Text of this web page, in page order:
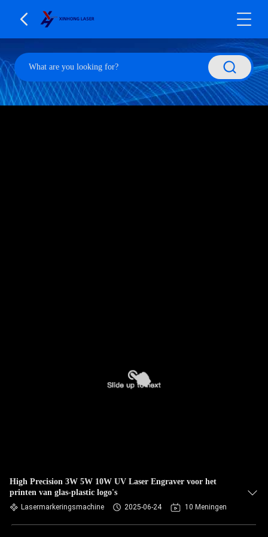
High Precision 3W 5W 10W UV Laser Engraver voor het
printen van glas-plastic logo's
Lasermarkeringsmachine 2025-06-24 10 Meningen